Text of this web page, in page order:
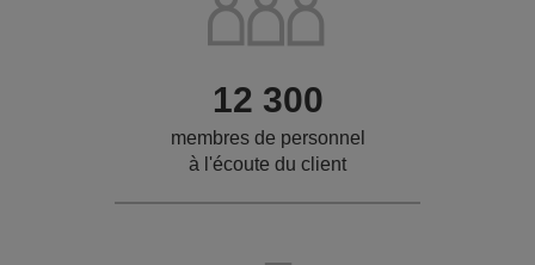
12 300
membres de personnel
à l'écoute du client